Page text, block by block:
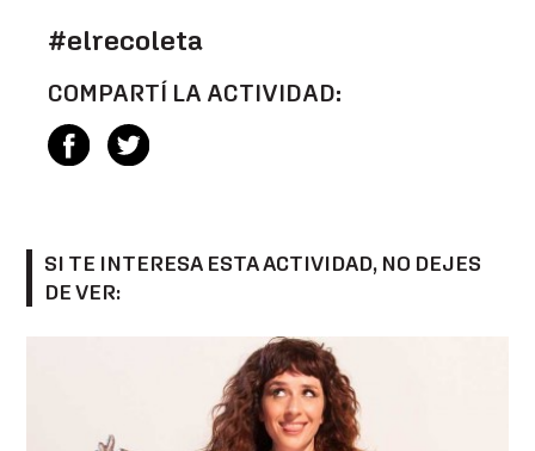
#elrecoleta
COMPARTÍ LA ACTIVIDAD:
SI TE INTERESA ESTA ACTIVIDAD, NO DEJES
DE VER: